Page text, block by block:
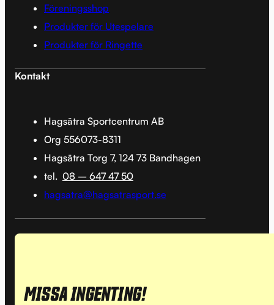
Föreningsshop
Produkter för Utespelare
Produkter för Ringette
Kontakt
Hagsätra Sportcentrum AB
Org 556073-8311
Hagsätra Torg 7, 124 73 Bandhagen
tel. 08 – 647 47 50
hagsatra@hagsatrasport.se
MISSA INGENTING!